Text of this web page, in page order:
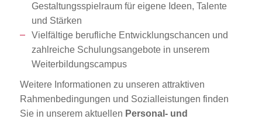
Gestaltungsspielraum für eigene Ideen, Talente
und Stärken
Vielfältige berufliche Entwicklungschancen und
zahlreiche Schulungsangebote in unserem
Weiterbildungscampus
Weitere Informationen zu unseren attraktiven
Rahmenbedingungen und Sozialleistungen finden
Sie in unserem aktuellen Personal- und